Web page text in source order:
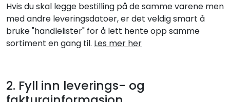
Hvis du skal legge bestilling på de samme varene men
med andre leveringsdatoer, er det veldig smart å
bruke "handlelister" for å lett hente opp samme
sortiment en gang til. Les mer her
2. Fyll inn leverings- og